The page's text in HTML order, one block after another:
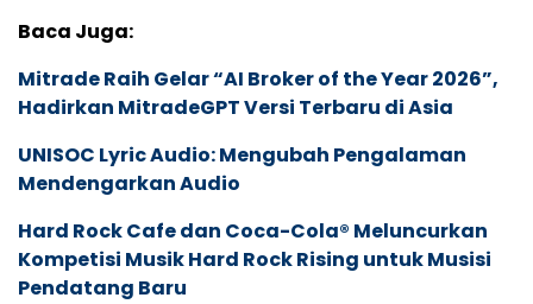
Baca Juga:
Mitrade Raih Gelar “AI Broker of the Year 2026”,
Hadirkan MitradeGPT Versi Terbaru di Asia
UNISOC Lyric Audio: Mengubah Pengalaman
Mendengarkan Audio
Hard Rock Cafe dan Coca-Cola® Meluncurkan
Kompetisi Musik Hard Rock Rising untuk Musisi
Pendatang Baru